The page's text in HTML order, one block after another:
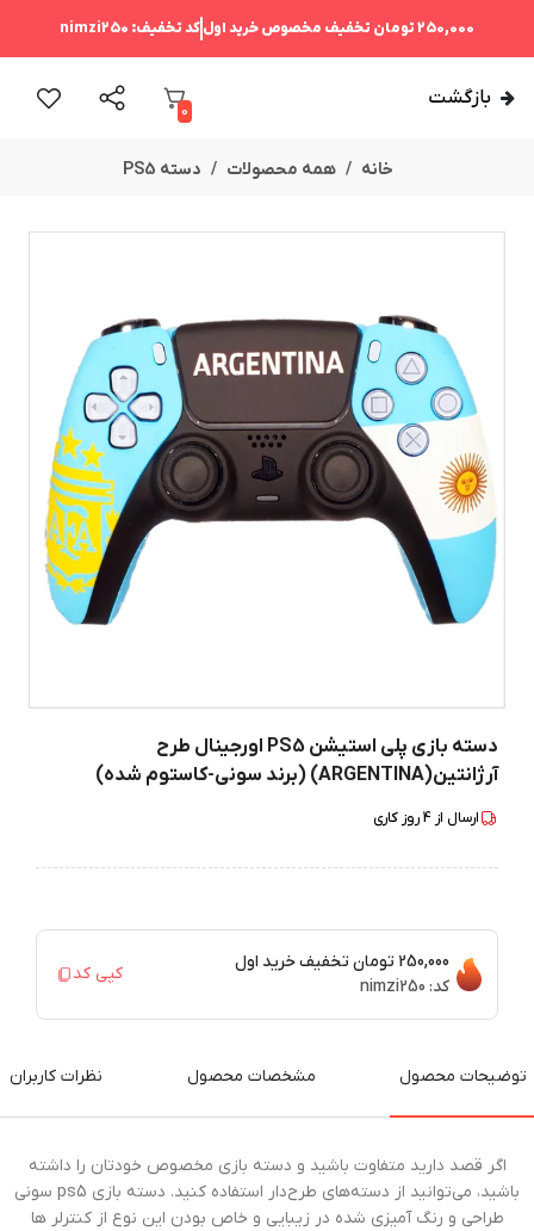
250,000 تومان تخفیف مخصوص خرید اولکد تخفیف: nimzi250
بازگشت
0
خانه همه محصولات دسته PS5
دسته بازی پلی استیشن PS5 اورجینال طرح
آرژانتین(ARGENTINA) (برند سونی-کاستوم شده)
ارسال از 4روز کاری
250,000 تومان
تخفیف خرید اول
کد: nimzi250
کپی کد
توضیحات محصول مشخصات محصول نظرات کاربران
اگر قصد دارید متفاوت باشید و دسته بازی مخصوص خودتان را داشته
باشید، می‌توانید از دسته‌های طرح‌دار استفاده کنید. دسته بازی ps5 سونی
طراحی و رنگ آمیزی شده در زیبایی و خاص بودن این نوع از کنترلر ها